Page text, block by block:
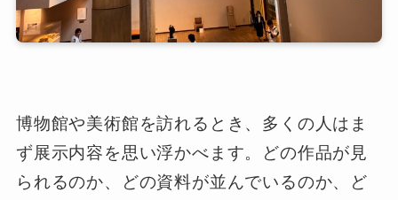
博物館や美術館を訪れるとき、多くの人はま
ず展示内容を思い浮かべます。どの作品が見
られるのか、どの資料が並んでいるのか、ど